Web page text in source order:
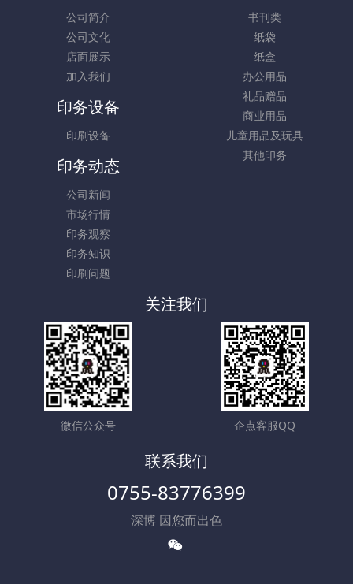
公司简介
公司文化
店面展示
加入我们
书刊类
纸袋
纸盒
办公用品
礼品赠品
商业用品
儿童用品及玩具
其他印务
印务设备
印刷设备
印务动态
公司新闻
市场行情
印务观察
印务知识
印刷问题
关注我们
微信公众号 企点客服QQ
联系我们
0755-83776399
深博 因您而出色